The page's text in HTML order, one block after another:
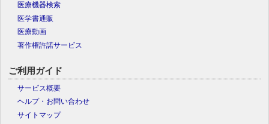
医療機器検索
医学書通販
医療動画
著作権許諾サービス
ご利用ガイド
サービス概要
ヘルプ・お問い合わせ
サイトマップ